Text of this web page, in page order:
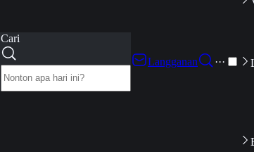
Cari
Langganan
···